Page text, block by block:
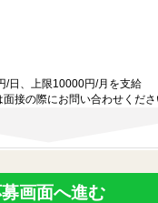
/日、上限10000円/月を支給
接の際にお問い合わせくださ
画面へ進む